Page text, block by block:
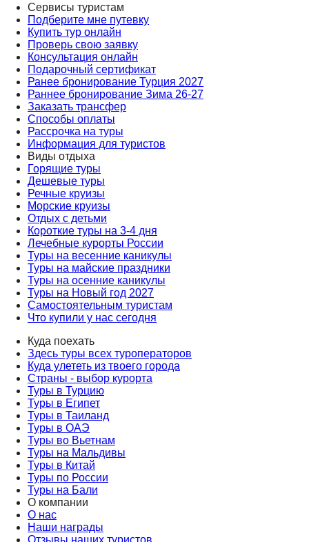
Сервисы туристам
Подберите мне путевку
Купить тур онлайн
Проверь свою заявку
Консультация онлайн
Подарочный сертификат
Ранее бронирование Турция 2027
Раннее бронирование Зима 26-27
Заказать трансфер
Способы оплаты
Рассрочка на туры
Информация для туристов
Виды отдыха
Горящие туры
Дешевые туры
Речные круизы
Морские круизы
Отдых с детьми
Короткие туры на 3-4 дня
Лечебные курорты России
Туры на весенние каникулы
Туры на майские праздники
Туры на осенние каникулы
Туры на Новый год 2027
Самостоятельным туристам
Что купили у нас сегодня
Куда поехать
Здесь туры всех туроператоров
Куда улететь из твоего города
Страны - выбор курорта
Туры в Турцию
Туры в Египет
Туры в Таиланд
Туры в ОАЭ
Туры во Вьетнам
Туры на Мальдивы
Туры в Китай
Туры по России
Туры на Бали
О компании
О нас
Наши награды
Отзывы наших туристов